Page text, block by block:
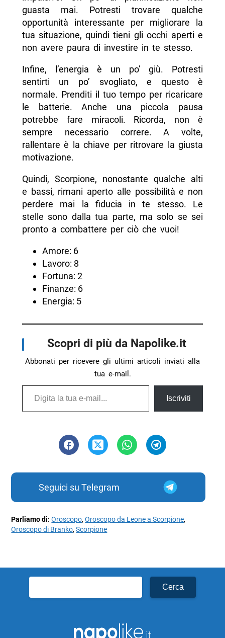
guasta mai. Potresti trovare qualche
opportunità interessante per migliorare la
tua situazione, quindi tieni gli occhi aperti e
non avere paura di investire in te stesso.
Infine, l’energia è un po’ giù. Potresti
sentirti un po’ svogliato, e questo è
normale. Prenditi il tuo tempo per ricaricare
le batterie. Anche una piccola pausa
potrebbe fare miracoli. Ricorda, non è
sempre necessario correre. A volte,
rallentare è la chiave per ritrovare la giusta
motivazione.
Quindi, Scorpione, nonostante qualche alti
e bassi, rimani aperto alle possibilità e non
perdere mai la fiducia in te stesso. Le
stelle sono dalla tua parte, ma solo se sei
pronto a combattere per ciò che vuoi!
Amore: 6
Lavoro: 8
Fortuna: 2
Finanze: 6
Energia: 5
Scopri di più da Napolike.it
Abbonati per ricevere gli ultimi articoli inviati alla
tua e-mail.
Digita la tua e-mail...
Iscriviti
Seguici su Telegram
Parliamo di:Oroscopo,Oroscopo da Leone a Scorpione,
Oroscopo di Branko,Scorpione
per: